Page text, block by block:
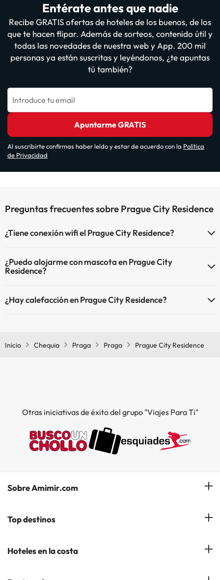
Entérate antes que nadie
Recibe GRATIS ofertas de hoteles de los buenos, de los
que te hacen flipar. Además de sorteos, contenido útil y
todas las novedades de nuestra web y App. 200 mil
personas ya están suscritas y leyéndonos, ¿te apuntas
tú también?
Introduce tu email
Apuntarme GRATIS
Al suscribirte confirmas haber leído y estar de acuerdo con la Política
de Privacidad
Preguntas frecuentes sobre Prague City Residence
¿Tiene conexión wifi el Prague City Residence?
¿Puedo alojarme con mascota en Prague City
Residence?
¿Hay calefacción en Prague City Residence?
Inicio Chequia Praga Praga Prague City Residence
Otras iniciativas de éxito del grupo "Viajes Para Ti"
Sobre Amimir.com
¿Quiénes somos?
Gestionar mi reserva
Top destinos
Hoteles en Salou
Hoteles en la costa
Hoteles en la Costa Azahar